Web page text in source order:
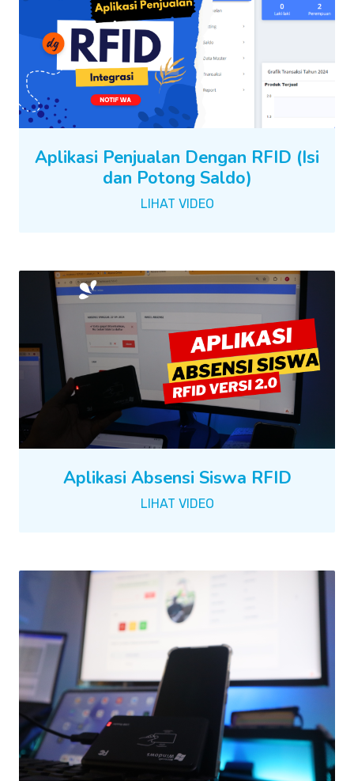
Aplikasi Penjualan Dengan RFID (Isi
dan Potong Saldo)
LIHAT VIDEO
Aplikasi Absensi Siswa RFID
LIHAT VIDEO